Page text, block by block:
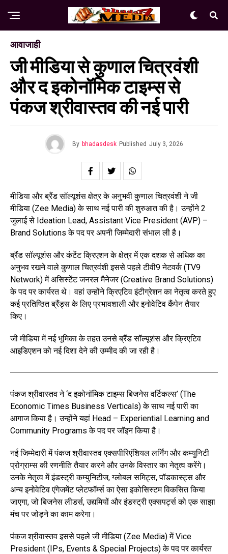
आवाजाही
जी मीडिया से कुणाल चित्रवंशी
और द इकोनॉमिक टाइम्स से
पंकज श्रीवास्तव की नई पारी
By bhadasdesk Published July 3, 2026
मीडिया और ब्रैंड सॉल्यूशंस क्षेत्र के अनुभवी कुणाल चित्रवंशी ने जी
मीडिया (Zee Media) के साथ नई पारी की शुरुआत की है। उन्होंने 2
जुलाई से Ideation Lead, Assistant Vice President (AVP) –
Brand Solutions के पद पर अपनी जिम्मेदारी संभाल ली है।
ब्रैंड सॉल्यूशंस और कंटेंट क्रिएशन के क्षेत्र में एक दशक से अधिक का
अनुभव रखने वाले कुणाल चित्रवंशी इससे पहले टीवी9 नेटवर्क (TV9
Network) में असिस्टेंट जनरल मैनेजर (Creative Brand Solutions)
के पद पर कार्यरत थे। वहां उन्होंने क्रिएटिव इंटीग्रेशन का नेतृत्व करते हुए
कई प्रतिष्ठित ब्रैंड्स के लिए प्रभावशाली और इनोवेटिव कैंपेन तैयार
किए।
जी मीडिया में नई भूमिका के तहत उनसे ब्रैंड सॉल्यूशंस और क्रिएटिव
आइडिएशन को नई दिशा देने की उम्मीद की जा रही है।
पंकज श्रीवास्तव ने ‘द इकोनॉमिक टाइम्स बिजनेस वर्टिकल्स’ (The
Economic Times Business Verticals) के साथ नई पारी का
आगाज किया है। उन्होंने यहां Head – Experiential Learning and
Community Programs के पद पर जॉइन किया है।
नई जिम्मेदारी में पंकज श्रीवास्तव एक्सपीरिएंशियल लर्निंग और कम्युनिटी
प्रोग्राम्स की रणनीति तैयार करने और उनके विस्तार का नेतृत्व करेंगे।
उनके नेतृत्व में इंडस्ट्री कम्युनिटीज, ग्लोबल समिट्स, पॉडकास्ट्स और
अन्य इनोवेटिव एंगेजमेंट प्लेटफॉर्म्स का ऐसा इकोसिस्टम विकसित किया
जाएगा, जो बिजनेस लीडर्स, उद्यमियों और इंडस्ट्री एक्सपर्ट्स को एक साझा
मंच पर जोड़ने का काम करेगा।
पंकज श्रीवास्तव इससे पहले जी मीडिया (Zee Media) में Vice
President (IPs, Events & Special Projects) के पद पर कार्यरत